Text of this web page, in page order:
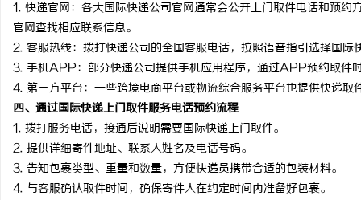
1. 快递官网：各大国际快递公司官网通常会公开上门取件电话和预
官网查找相应联系信息。
2. 客服热线：拨打快递公司的全国客服电话，按照语音指引选择国际
3. 手机APP：部分快递公司提供手机应用程序，通过APP预约取件
4. 第三方平台：一些跨境电商平台或物流综合服务平台也提供快递取
四、通过国际快递上门取件服务电话预约流程
1. 拨打服务电话，接通后说明需要国际快递上门取件。
2. 提供详细寄件地址、联系人姓名及电话号码。
3. 告知包裹类型、重量和数量，方便快递员携带合适的包装材料。
4. 与客服确认取件时间，确保寄件人在约定时间内准备好包裹。
贝净 AC 国际医疗实验
全解析